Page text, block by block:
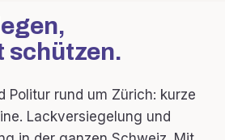
schützen.
Politur rund um Zürich: kurze
Lackversiegelung und